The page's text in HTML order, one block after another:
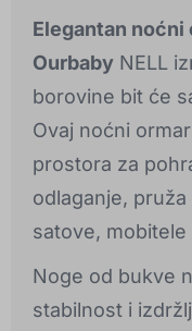
Elegantan noćni
Ourbaby NELL
borovine bit će
Ovaj noćni
prostora za
odlaganje,
satove,
Noge od bukve
stabilnost i